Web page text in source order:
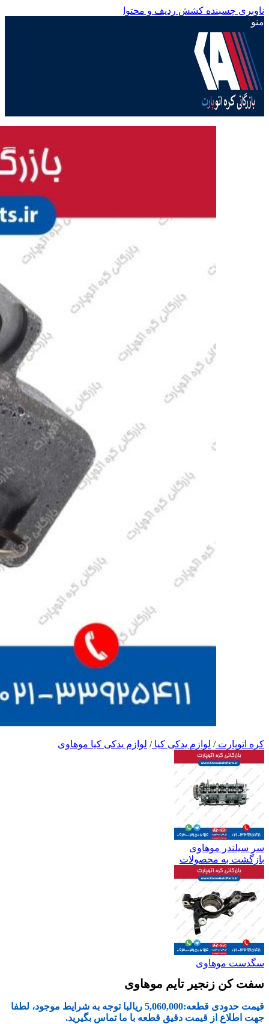
ناوبری چسبنده کشش ردیف و محتوا
منو
کره اتوپارت/ لوازم یدکی کیا/ لوازم یدکی کیا موهاوی
سر سیلندر موهاوی
بازگشت به محصولات
سگدست موهاوی
سفت کن زنجیر تایم موهاوی
قیمت حدودی قطعه:5,060,000 ریالبا توجه به شرایط موجود، لطفا
جهت اطلاع از قیمت دقیق قطعه با ما تماس بگیرید.